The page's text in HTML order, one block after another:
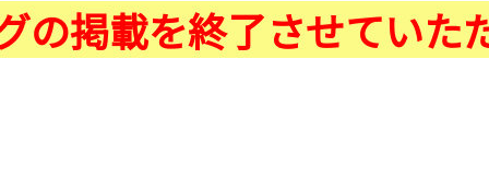
の掲載を終了させていた